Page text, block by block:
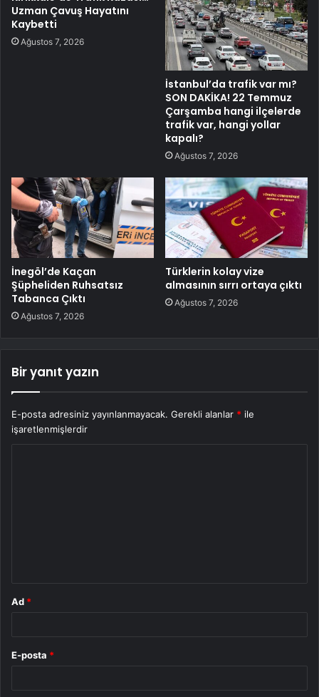
Uzman Çavuş Hayatını
Kaybetti
Ağustos 7, 2026
İstanbul’da trafik var mı?
SON DAKİKA! 22 Temmuz
Çarşamba hangi ilçelerde
trafik var, hangi yollar
kapalı?
Ağustos 7, 2026
İnegöl’de Kaçan
Şüpheliden Ruhsatsız
Tabanca Çıktı
Ağustos 7, 2026
Türklerin kolay vize
almasının sırrı ortaya çıktı
Ağustos 7, 2026
Bir yanıt yazın
E-posta adresiniz yayınlanmayacak. Gerekli alanlar * ile
işaretlenmişlerdir
Ad *
E-posta *